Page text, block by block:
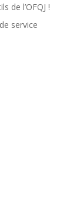
de l’OFQJ !
service